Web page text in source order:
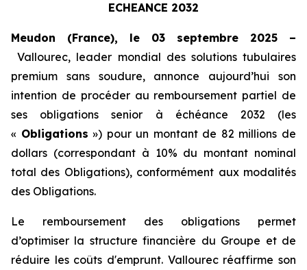
ECHEANCE 2032
Meudon (France), le 03 septembre 2025 –
Vallourec, leader mondial des solutions tubulaires
premium sans soudure, annonce aujourd’hui son
intention de procéder au remboursement partiel de
ses obligations senior à échéance 2032 (les
« Obligations ») pour un montant de 82 millions de
dollars (correspondant à 10% du montant nominal
total des Obligations), conformément aux modalités
des Obligations.
Le remboursement des obligations permet
d’optimiser la structure financière du Groupe et de
réduire les coûts d'emprunt. Vallourec réaffirme son